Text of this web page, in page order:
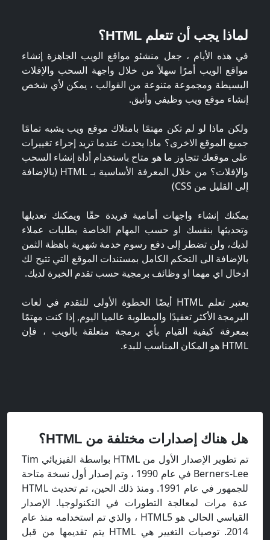
لماذا يجب أن تتعلم HTML؟
في هذه الأيام ، جعل منشئو مواقع الويب الجاهزة إنشاء
مواقع الويب أمرًا سهلاً من خلال واجهة السحب والإفلات
البسيطة ومجموعة متنوعة من القوالب ، يمكن لأي شخص
إنشاء موقع ويب وظيفي وأنيق.
ولكن ماذا لو لم تكن مهتمًا بامتلاك موقع ويب يشبه تمامًا
جميع الموقع الاخرى؟ ماذا يحدث عندما تريد إجراء تغييرات
على موقعك تتجاوز ما هو متاح باستخدام أداة إنشاء السحب
والإفلات؟ من خلال المعرفة الأساسية بـ HTML (بالإضافة
إلى القليل من CSS)
يمكنك إنشاء واجهات أمامية فريدة حقًا ويمكنك تعديلها
وتحديثها بنفسك او حسب المهام الخاصة بطلبات عملاء
لديك، ولن تضطر إلى دفع رسوم خدمة شهرية باهظة الثمن
بالإضافة الى التحكم الكامل بمستندات الموقع التي تتيح لك
ادخال اي مهما او وظائف برمجية حسب تقدم الخبرة لديك.
يعتبر تعلم HTML أيضًا الخطوة الأولى للتقدم في لغات
البرمجة الأكثر تعقيدًا والمطلوبة عالميا اليوم, إذا كنت مهتمًا
بمعرفة كيفية القيام بأي برمجة متعلقة بالويب ، فإن
HTML هو المكان المناسب للبدء.
هل هناك إصدارات مختلفة من HTML؟
تم تطوير الإصدار الأول من HTML بواسطة الفيزيائي Tim
Berners-Lee في عام 1990 ، وتم إصدار أول نسخة متاحة
للجمهور في عام 1991. ومنذ ذلك الحين، تم تحديث HTML
عدة مرات لمعالجة التطورات في التكنولوجيا. الإصدار
القياسي الحالي هو HTML5 ، والذي تم استخدامه منذ عام
2014. توصيات التغيير هي HTML يتم تقديمها من قبل